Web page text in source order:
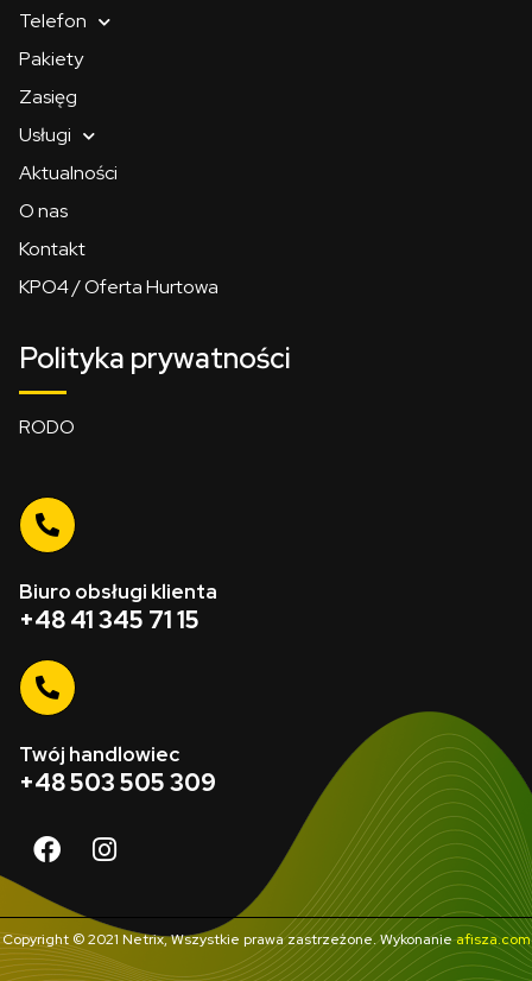
Telefon
Pakiety
Zasięg
Usługi
Aktualności
O nas
Kontakt
KPO4 / Oferta Hurtowa
Polityka prywatności
RODO
Biuro obsługi klienta
+48 41 345 71 15
Twój handlowiec
+48 503 505 309
Copyright © 2021 Netrix, Wszystkie prawa zastrzeżone. Wykonanieafisza.com